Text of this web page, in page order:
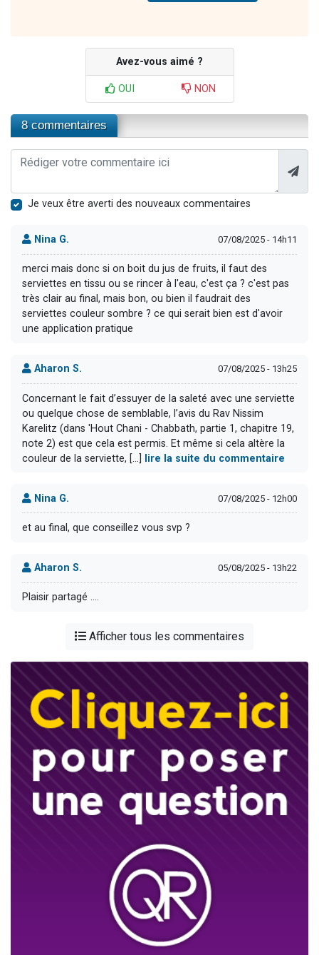
Avez-vous aimé ?
OUI NON
8 commentaires
Je veux être averti des nouveaux commentaires
Nina G. 07/08/2025 - 14h11
merci mais donc si on boit du jus de fruits, il faut des
serviettes en tissu ou se rincer à l'eau, c'est ça ? c'est pas
très clair au final, mais bon, ou bien il faudrait des
serviettes couleur sombre ? ce qui serait bien est d'avoir
une application pratique
Aharon S. 07/08/2025 - 13h25
Concernant le fait d’essuyer de la saleté avec une serviette
ou quelque chose de semblable, l’avis du Rav Nissim
Karelitz (dans 'Hout Chani - Chabbath, partie 1, chapitre 19,
note 2) est que cela est permis. Et même si cela altère la
couleur de la serviette, [...]
lire la suite du commentaire
Nina G. 07/08/2025 - 12h00
et au final, que conseillez vous svp ?
Aharon S. 05/08/2025 - 13h22
Plaisir partagé ....
Afficher tous les commentaires